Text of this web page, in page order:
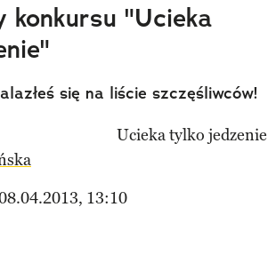
konkursu "Ucieka
się na liście szczęśliwców!
13:10
twitter
przyjaciela